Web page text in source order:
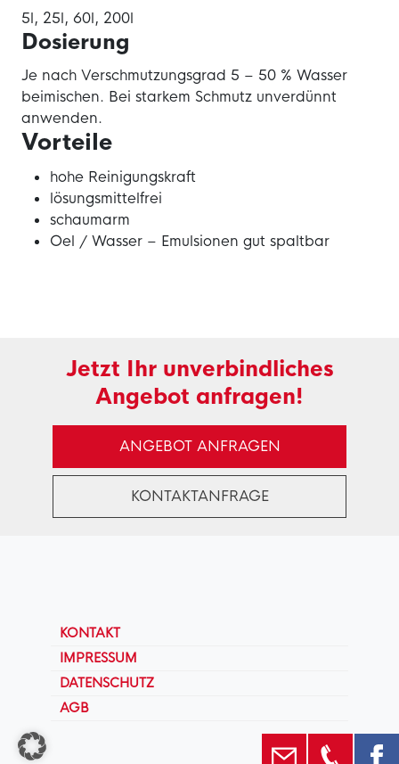
5l, 25l, 60l, 200l
Dosierung
Je nach Verschmutzungsgrad 5 – 50 % Wasser
beimischen. Bei starkem Schmutz unverdünnt
anwenden.
Vorteile
hohe Reinigungskraft
lösungsmittelfrei
schaumarm
Oel / Wasser – Emulsionen gut spaltbar
Jetzt Ihr unverbindliches
Angebot anfragen!
ANGEBOT ANFRAGEN
KONTAKTANFRAGE
KONTAKT
IMPRESSUM
DATENSCHUTZ
AGB